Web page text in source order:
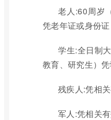
老人:60周岁
凭老年证或身份证
学生:全日制
教育、研究生）凭
残疾人:凭相
军人:凭相关